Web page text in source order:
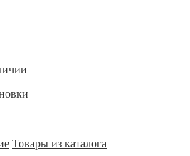
Товары из каталога